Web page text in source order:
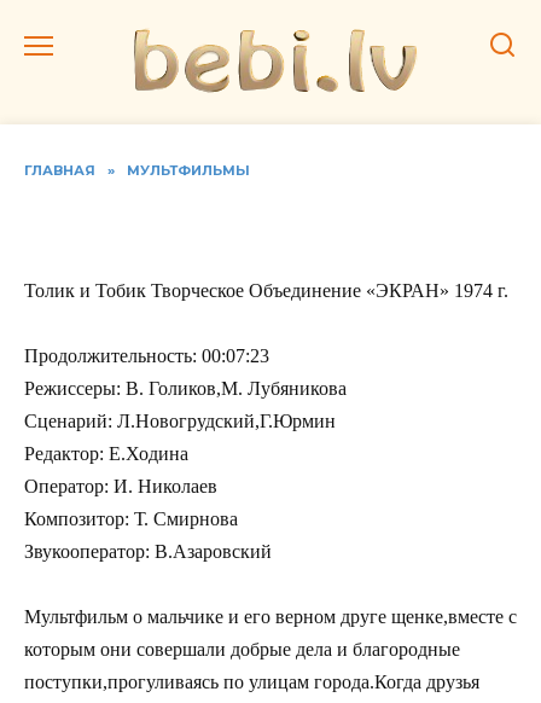
ГЛАВНАЯ » МУЛЬТФИЛЬМЫ
Толик и Тобик Творческое Объединение «ЭКРАН» 1974 г.
Продолжительность: 00:07:23
Режиссеры: В. Голиков,М. Лубяникова
Сценарий: Л.Новогрудский,Г.Юрмин
Редактор: Е.Ходина
Оператор: И. Николаев
Композитор: Т. Смирнова
Звукооператор: В.Азаровский
Мультфильм о мальчике и его верном друге щенке,вместе с
которым они совершали добрые дела и благородные
поступки,прогуливаясь по улицам города.Когда друзья